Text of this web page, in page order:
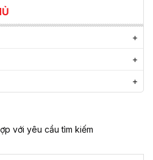
với yêu cầu tìm kiếm